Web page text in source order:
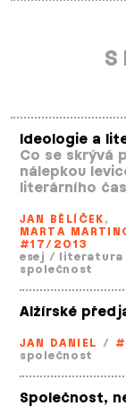
Ideologie a
Co se skrývá
nálepkou
literárního
JAN BĚLÍČEK,
MARTA
#17/2013
esej / literatura
společnost
Alžírské
JAN DANIEL /
společnost
Společnost,